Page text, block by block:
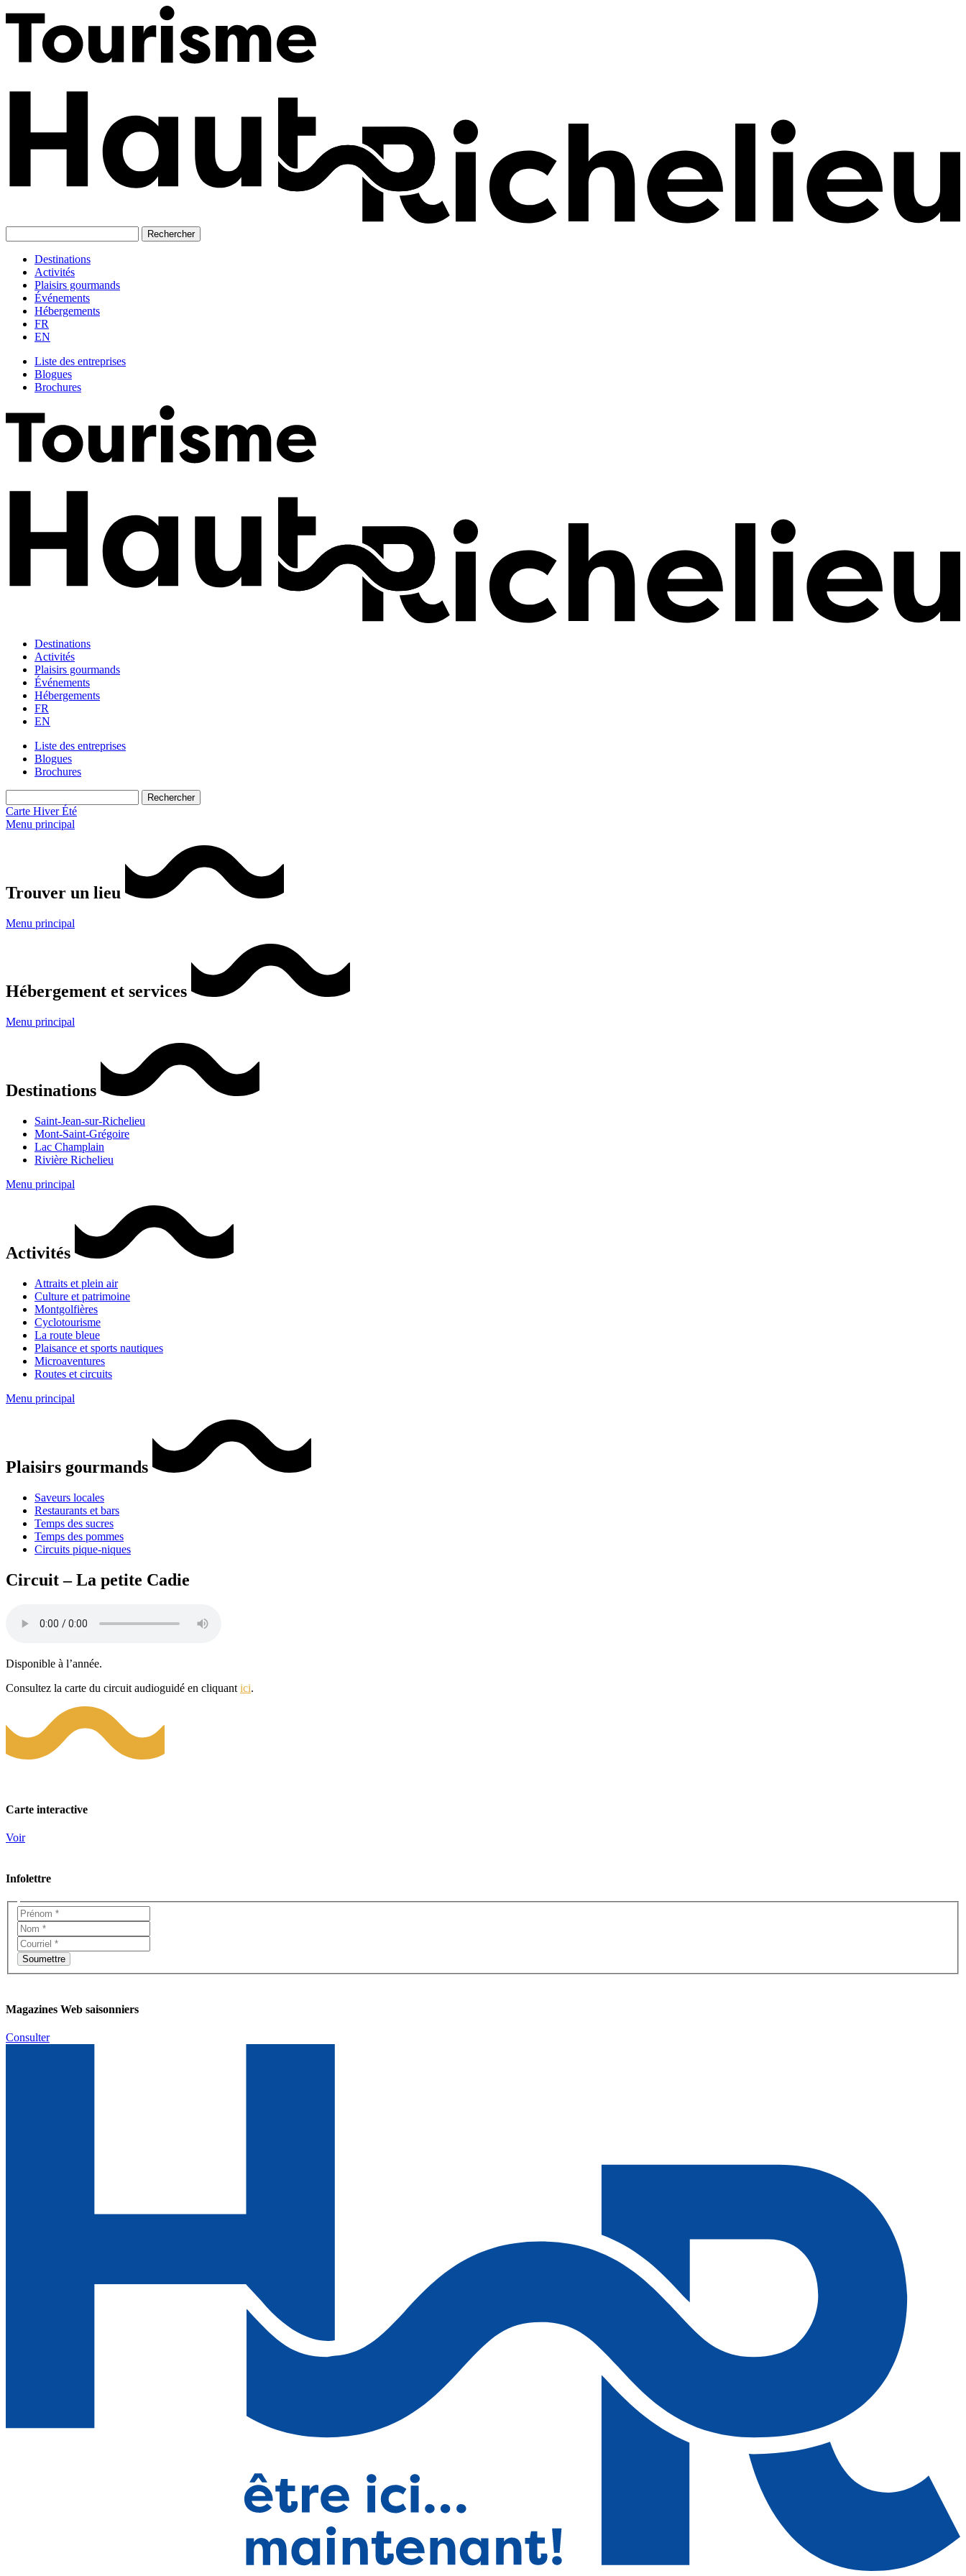
Skip
to
Destinations
Activités
Plaisirs gourmands
Événements
Hébergements
FR
EN
Liste des entreprises
Blogues
Brochures
Destinations
Activités
Plaisirs gourmands
Événements
Hébergements
FR
EN
Liste des entreprises
Blogues
Brochures
Carte Hiver Été
Menu principal
Trouver un lieu
Menu principal
Hébergement et services
Menu principal
Destinations
Saint-Jean-sur-Richelieu
Mont-Saint-Grégoire
Lac Champlain
Rivière Richelieu
Menu principal
Activités
Attraits et plein air
Culture et patrimoine
Montgolfières
Cyclotourisme
La route bleue
Plaisance et sports nautiques
Microaventures
Routes et circuits
Menu principal
Plaisirs gourmands
Saveurs locales
Restaurants et bars
Temps des sucres
Temps des pommes
Circuits pique-niques
Circuit – La petite Cadie
Disponible à l’année.
Consultez la carte du circuit audioguidé en cliquant ici.
Carte interactive
Voir
Infolettre
Magazines Web saisonniers
Consulter